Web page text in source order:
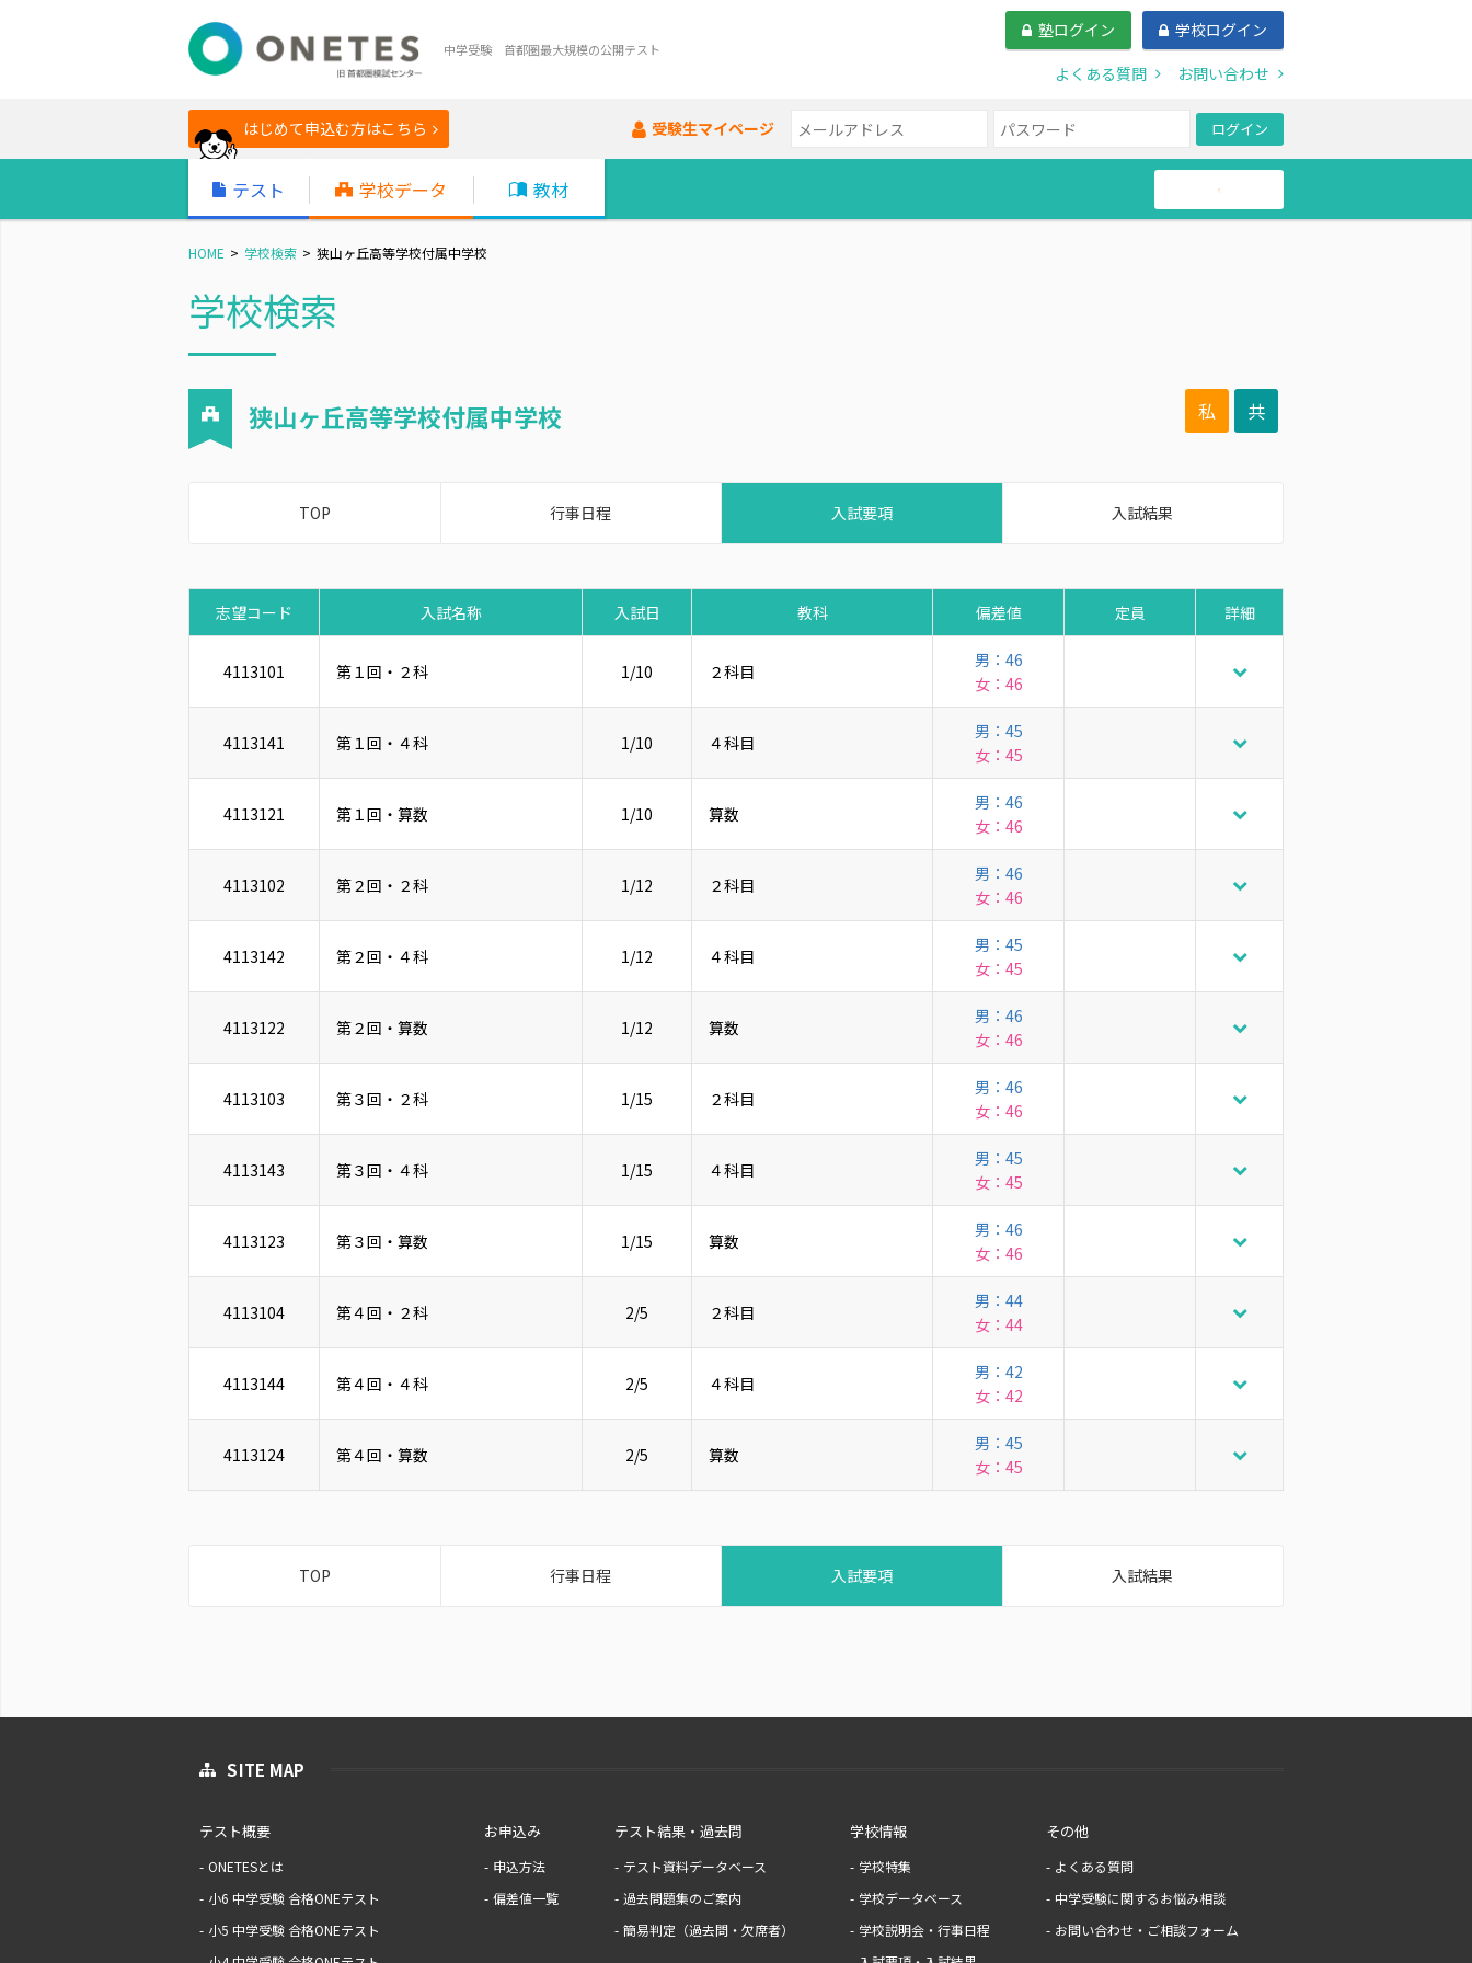
中学受験 首都圏最大規模の公開テスト
塾ログイン
学校ログイン
よくある質問
お問い合わせ
はじめて申込む方はこちら 受験生マイページ ログイン
テスト 学校データ 教材 帰国生
HOME 学校検索 狭山ヶ丘高等学校付属中学校
学校検索
狭山ヶ丘高等学校付属中学校 私 共
TOP 行事日程 入試要項 入試結果
志望コード 入試名称 入試日 教科 偏差値 定員 詳細
4113101 第１回・２科 1/10 ２科目
男：46
女：46
4113141 第１回・４科 1/10 ４科目
男：45
女：45
4113121 第１回・算数 1/10 算数
男：46
女：46
4113102 第２回・２科 1/12 ２科目
男：46
女：46
4113142 第２回・４科 1/12 ４科目
男：45
女：45
4113122 第２回・算数 1/12 算数
男：46
女：46
4113103 第３回・２科 1/15 ２科目
男：46
女：46
4113143 第３回・４科 1/15 ４科目
男：45
女：45
4113123 第３回・算数 1/15 算数
男：46
女：46
4113104 第４回・２科 2/5 ２科目
男：44
女：44
4113144 第４回・４科 2/5 ４科目
男：42
女：42
4113124 第４回・算数 2/5 算数
男：45
女：45
TOP 行事日程 入試要項 入試結果
SITE MAP
テスト概要
ONETESとは
小6 中学受験 合格ONEテスト
小5 中学受験 合格ONEテスト
お申込み
申込方法
偏差値一覧
テスト結果・過去問
テスト資料データベース
過去問題集のご案内
簡易判定（過去問・欠席者）
学校情報
学校特集
学校データベース
学校説明会・行事日程
その他
よくある質問
中学受験に関するお悩み相談
お問い合わせ・ご相談フォーム